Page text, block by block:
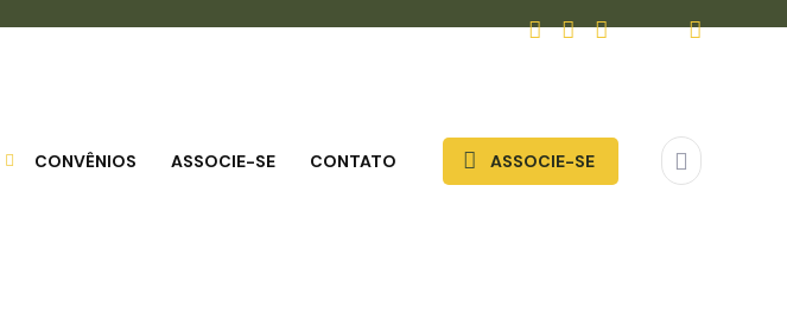
CONVÊNIOS ASSOCIE-SE CONTATO ASSOCIE-SE